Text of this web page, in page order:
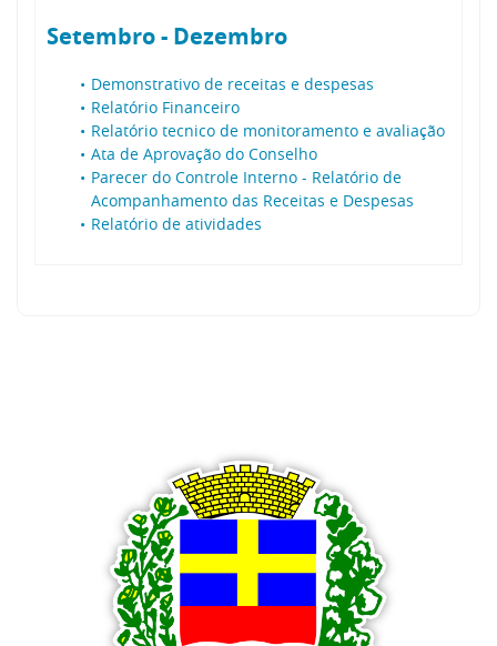
Setembro - Dezembro
Demonstrativo de receitas e despesas
Relatório Financeiro
Relatório tecnico de monitoramento e avaliação
Ata de Aprovação do Conselho
Parecer do Controle Interno - Relatório de
Acompanhamento das Receitas e Despesas
Relatório de atividades